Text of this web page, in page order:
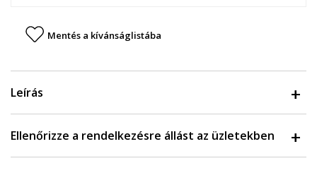
Mentés a kívánságlistába
Leírás
Ellenőrizze a rendelkezésre állást az üzletekben